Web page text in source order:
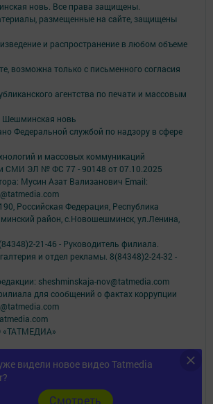
видели новое видео Tatmedia
Cмотреть
новь. Все права защищены.
размещенные на сайте, защищены
и распространение в любом объеме
возможна только с письменного согласия
агентства по печати и массовым
новь
Федеральной службой по надзору в сфере
и массовых коммуникаций
СМИ ЭЛ № ФС 77 - 90148 от 07.10.2025
Мусин Азат Вализанович Email:
Российская Федерация, Республика
район, с.Новошешминск, ул.Ленина,
21-46 - Руководитель филиала.
и отдел рекламы. 8(84348)2-24-32 -
sheshminskaja-nov@tatmedia.com
для сообщений о фактах коррупции
«ТАТМЕДИА»
«cookie»для персонализации сервисов и
сайтом.
можно отменить в настройках браузера.